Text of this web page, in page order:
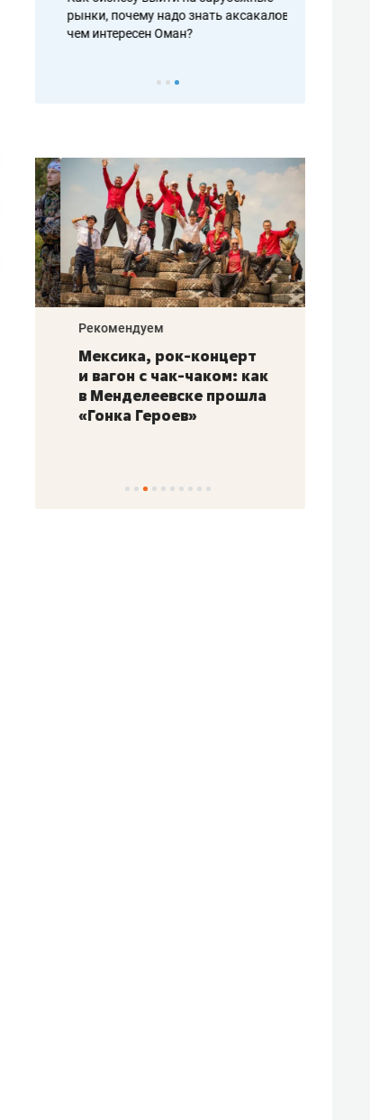
рынки, почему надо знать аксакалов и
чем интересен Оман?
Рекомендуем
Мексика, рок-концерт
и вагон с чак-чаком: как
в Менделеевске прошла
«Гонка Героев»